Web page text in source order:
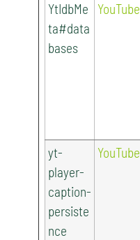
YtIdbMe
ta#data
bases
YouTube
yt-
player-
caption-
persiste
nce
YouTube